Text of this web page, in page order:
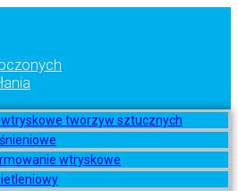
wtryskowe tworzyw sztucznych
wtryskowe